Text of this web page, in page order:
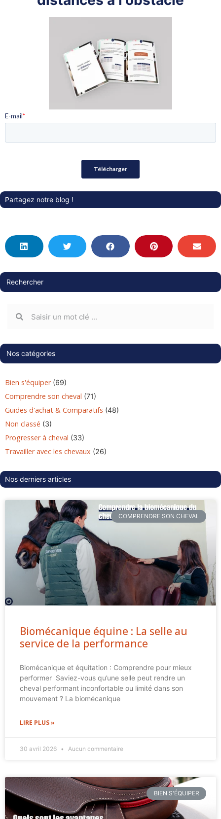
Partagez notre blog !
Rechercher
Nos catégories
Bien s'équiper(69)
Comprendre son cheval (71)
Guides d'achat & Comparatifs (48)
Non classé (3)
Progresser à cheval (33)
Travailler avec les chevaux (26)
Nos derniers articles
COMPRENDRE SON CHEVAL
Biomécanique équine : La selle au
service de la performance
Biomécanique et équitation : Comprendre pour mieux
performer Saviez-vous qu’une selle peut rendre un
cheval performant inconfortable ou limité dans son
mouvement ? La biomécanique
LIRE PLUS »
30 avril 2026 Aucun commentaire
BIEN S'ÉQUIPER